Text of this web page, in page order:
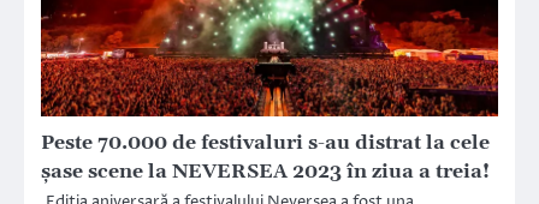
Peste 70.000 de festivaluri s-au distrat la cele
șase scene la NEVERSEA 2023 în ziua a treia!